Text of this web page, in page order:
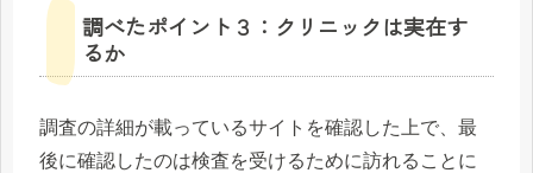
調べたポイント３：クリニックは実在す
るか
調査の詳細が載っているサイトを確認した上で、最
後に確認したのは検査を受けるために訪れることに